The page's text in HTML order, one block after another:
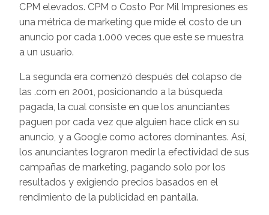
CPM elevados. CPM o Costo Por Mil Impresiones es
una métrica de marketing que mide el costo de un
anuncio por cada 1.000 veces que este se muestra
a un usuario.
La segunda era comenzó después del colapso de
las .com en 2001, posicionando a la búsqueda
pagada, la cual consiste en que los anunciantes
paguen por cada vez que alguien hace click en su
anuncio, y a Google como actores dominantes. Así,
los anunciantes lograron medir la efectividad de sus
campañas de marketing, pagando solo por los
resultados y exigiendo precios basados en el
rendimiento de la publicidad en pantalla.